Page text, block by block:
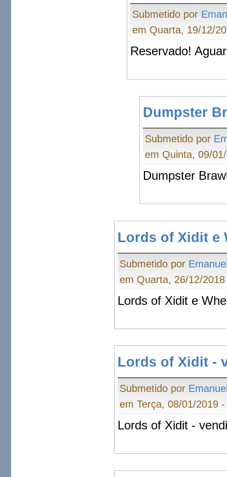
Submetido por
em Quarta, 19/12/
Reservado!
Dumpster
Submetido por
em Quinta, 09/
Dumpster
Lords of Xidit e
Submetido por
em Quarta, 26/12/
Lords of Xidit e
Lords of Xidit -
Submetido por
em Terça, 08/01/2019
Lords of Xidit -